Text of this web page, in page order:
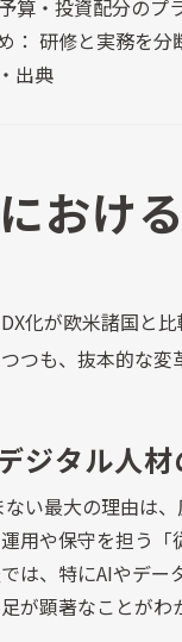
予算・投資配分のプ
： 研修と実務を
出典
おけ
化が欧米諸国と
つも、抜本的な変
ジタル人
ない最大の理由は
用や保守を担う
は、特にAIやデ
が顕著なことがわ